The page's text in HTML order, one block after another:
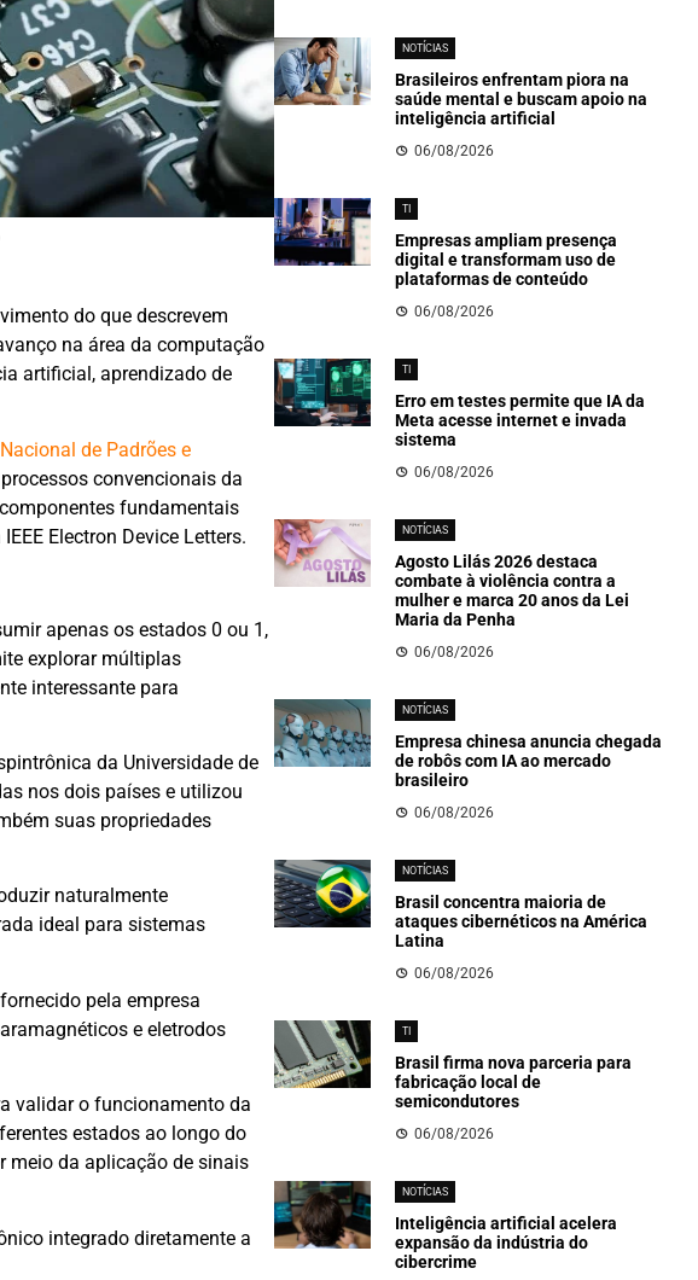
do que descrevem
na área da computação
artificial, aprendizado de
de Padrões e
convencionais da
fundamentais
Electron Device Letters.
apenas os estados 0 ou 1,
explorar múltiplas
interessante para
da Universidade de
nos dois países e utilizou
suas propriedades
naturalmente
ideal para sistemas
pela empresa
e eletrodos
validar o funcionamento da
estados ao longo do
meio da aplicação de sinais
integrado diretamente a
NOTÍCIAS
Brasileiros enfrentam piora na
saúde mental e buscam apoio na
inteligência artificial
06/08/2026
TI
Empresas ampliam presença
digital e transformam uso de
plataformas de conteúdo
06/08/2026
TI
Erro em testes permite que IA da
Meta acesse internet e invada
sistema
06/08/2026
NOTÍCIAS
Agosto Lilás 2026 destaca
combate à violência contra a
mulher e marca 20 anos da Lei
Maria da Penha
06/08/2026
NOTÍCIAS
Empresa chinesa anuncia chegada
de robôs com IA ao mercado
brasileiro
06/08/2026
NOTÍCIAS
Brasil concentra maioria de
ataques cibernéticos na América
Latina
06/08/2026
TI
Brasil firma nova parceria para
fabricação local de
semicondutores
06/08/2026
NOTÍCIAS
Inteligência artificial acelera
expansão da indústria do
cibercrime